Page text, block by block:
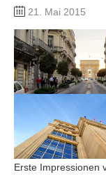
21. Mai 2015
Erste Impressionen